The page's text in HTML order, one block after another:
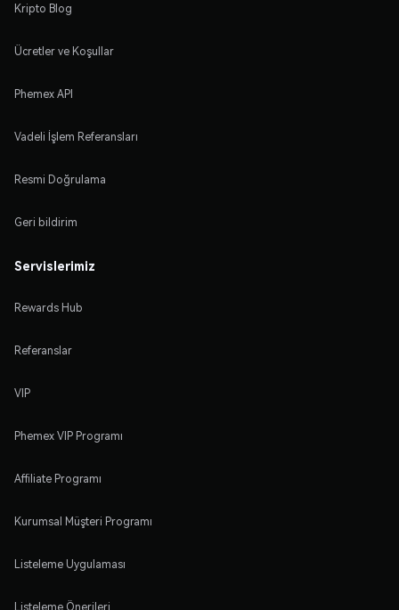
Kripto Blog
Ücretler ve Koşullar
Phemex API
Vadeli İşlem Referansları
Resmi Doğrulama
Geri bildirim
Servislerimiz
Rewards Hub
Referanslar
VIP
Phemex VIP Programı
Affiliate Programı
Kurumsal Müşteri Programı
Listeleme Uygulaması
Listeleme Önerileri